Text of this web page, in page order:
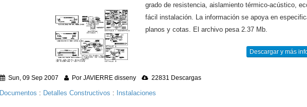
grado de resistencia, aislamiento térmico-acústico,
fácil instalación. La información se apoya en
planos y cotas. El archivo pesa 2.37 Mb.
Descargar y más
Sun, 09 Sep 2007 Por JAVIERRE disseny 22831 Descargas
Documentos : Detalles Constructivos : Instalaciones